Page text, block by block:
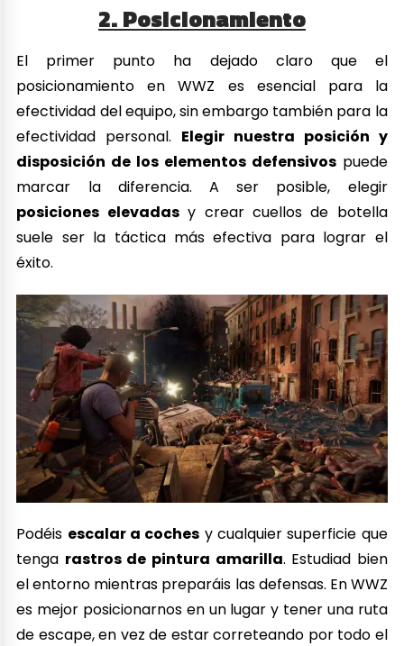
2. Posicionamiento
El primer punto ha dejado claro que el
posicionamiento en WWZ es esencial para la
efectividad del equipo, sin embargo también para la
efectividad personal. Elegir nuestra posición y
disposición de los elementos defensivospuede
marcar la diferencia. A ser posible, elegir
posiciones elevadasy crear cuellos de botella
suele ser la táctica más efectiva para lograr el
éxito.
Podéis escalar a coches y cualquier superficie que
tenga rastros de pintura amarilla. Estudiad bien
el entorno mientras preparáis las defensas. En WWZ
es mejor posicionarnos en un lugar y tener una ruta
de escape, en vez de estar correteando por todo el